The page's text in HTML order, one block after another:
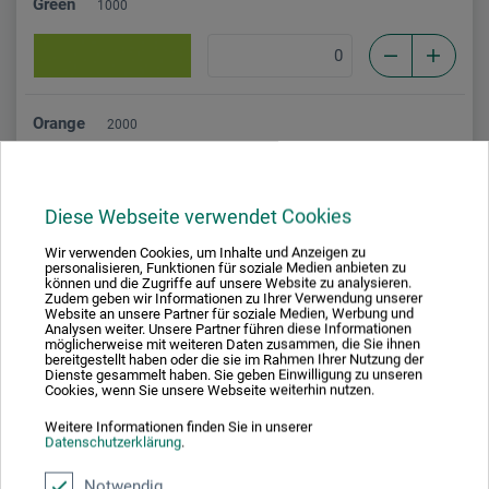
Diese Webseite verwendet Cookies
Wir verwenden Cookies, um Inhalte und Anzeigen zu
personalisieren, Funktionen für soziale Medien anbieten zu
können und die Zugriffe auf unsere Website zu analysieren.
Zudem geben wir Informationen zu Ihrer Verwendung unserer
Website an unsere Partner für soziale Medien, Werbung und
Analysen weiter. Unsere Partner führen diese Informationen
möglicherweise mit weiteren Daten zusammen, die Sie ihnen
bereitgestellt haben oder die sie im Rahmen Ihrer Nutzung der
Dienste gesammelt haben. Sie geben Einwilligung zu unseren
Cookies, wenn Sie unsere Webseite weiterhin nutzen.
Weitere Informationen finden Sie in unserer
Datenschutzerklärung.
1000
Orange 2000
Beschreibung
Im Dunkeln leuchtender Effektlack mit hochwertigen
Leuchteffekts sind abhängig von der Stärke des
der Intensität, Dauer und Art der Aufladung (z. B. durch